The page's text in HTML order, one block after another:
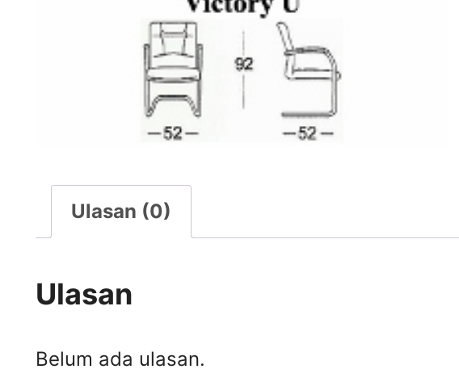
Ulasan (0)
Ulasan
Belum ada ulasan.